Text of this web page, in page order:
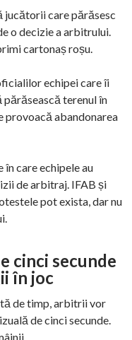
jucătorii care părăsesc
o decizie a arbitrului.
cartonaș roșu.
echipei care îi
terenul în
provoacă abandonarea
în care echipele au
de arbitraj. IFAB și
pot exista, dar nu
cinci secunde
în joc
de timp, arbitrii vor
de cinci secunde.